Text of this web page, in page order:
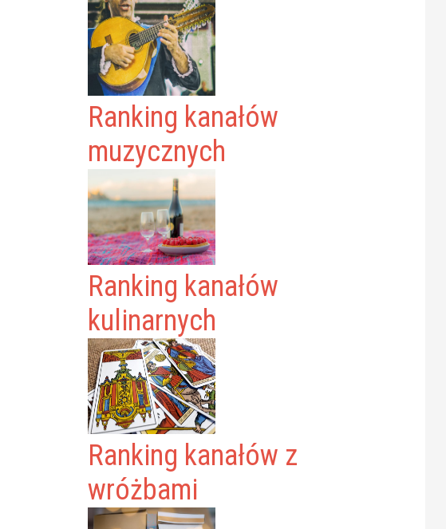
Ranking kanałów
muzycznych
Ranking kanałów
kulinarnych
Ranking kanałów z
wróżbami